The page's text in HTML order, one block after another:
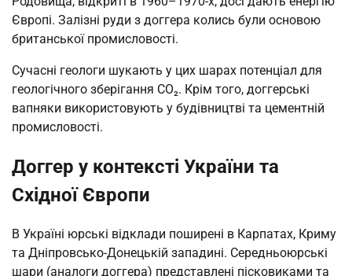
Європі. Залізні руди з доггера колись були основою
британської промисловості.
Сучасні геологи шукають у цих шарах потенціал для
геологічного зберігання CO₂. Крім того, доггерські
вапняки використовують у будівництві та цементній
промисловості.
Доггер у контексті України та
Східної Європи
В Україні юрські відклади поширені в Карпатах, Криму
та Дніпровсько-Донецькій западині. Середньоюрські
шари (аналоги доггера) представлені пісковиками та